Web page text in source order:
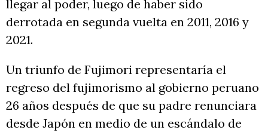
llegar al poder, luego de haber sido
derrotada en segunda vuelta en 2011, 2016 y
2021.
Un triunfo de Fujimori representaría el
regreso del fujimorismo al gobierno peruano
26 años después de que su padre renunciara
desde Japón en medio de un escándalo de